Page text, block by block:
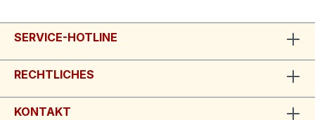
SERVICE-HOTLINE
RECHTLICHES
KONTAKT